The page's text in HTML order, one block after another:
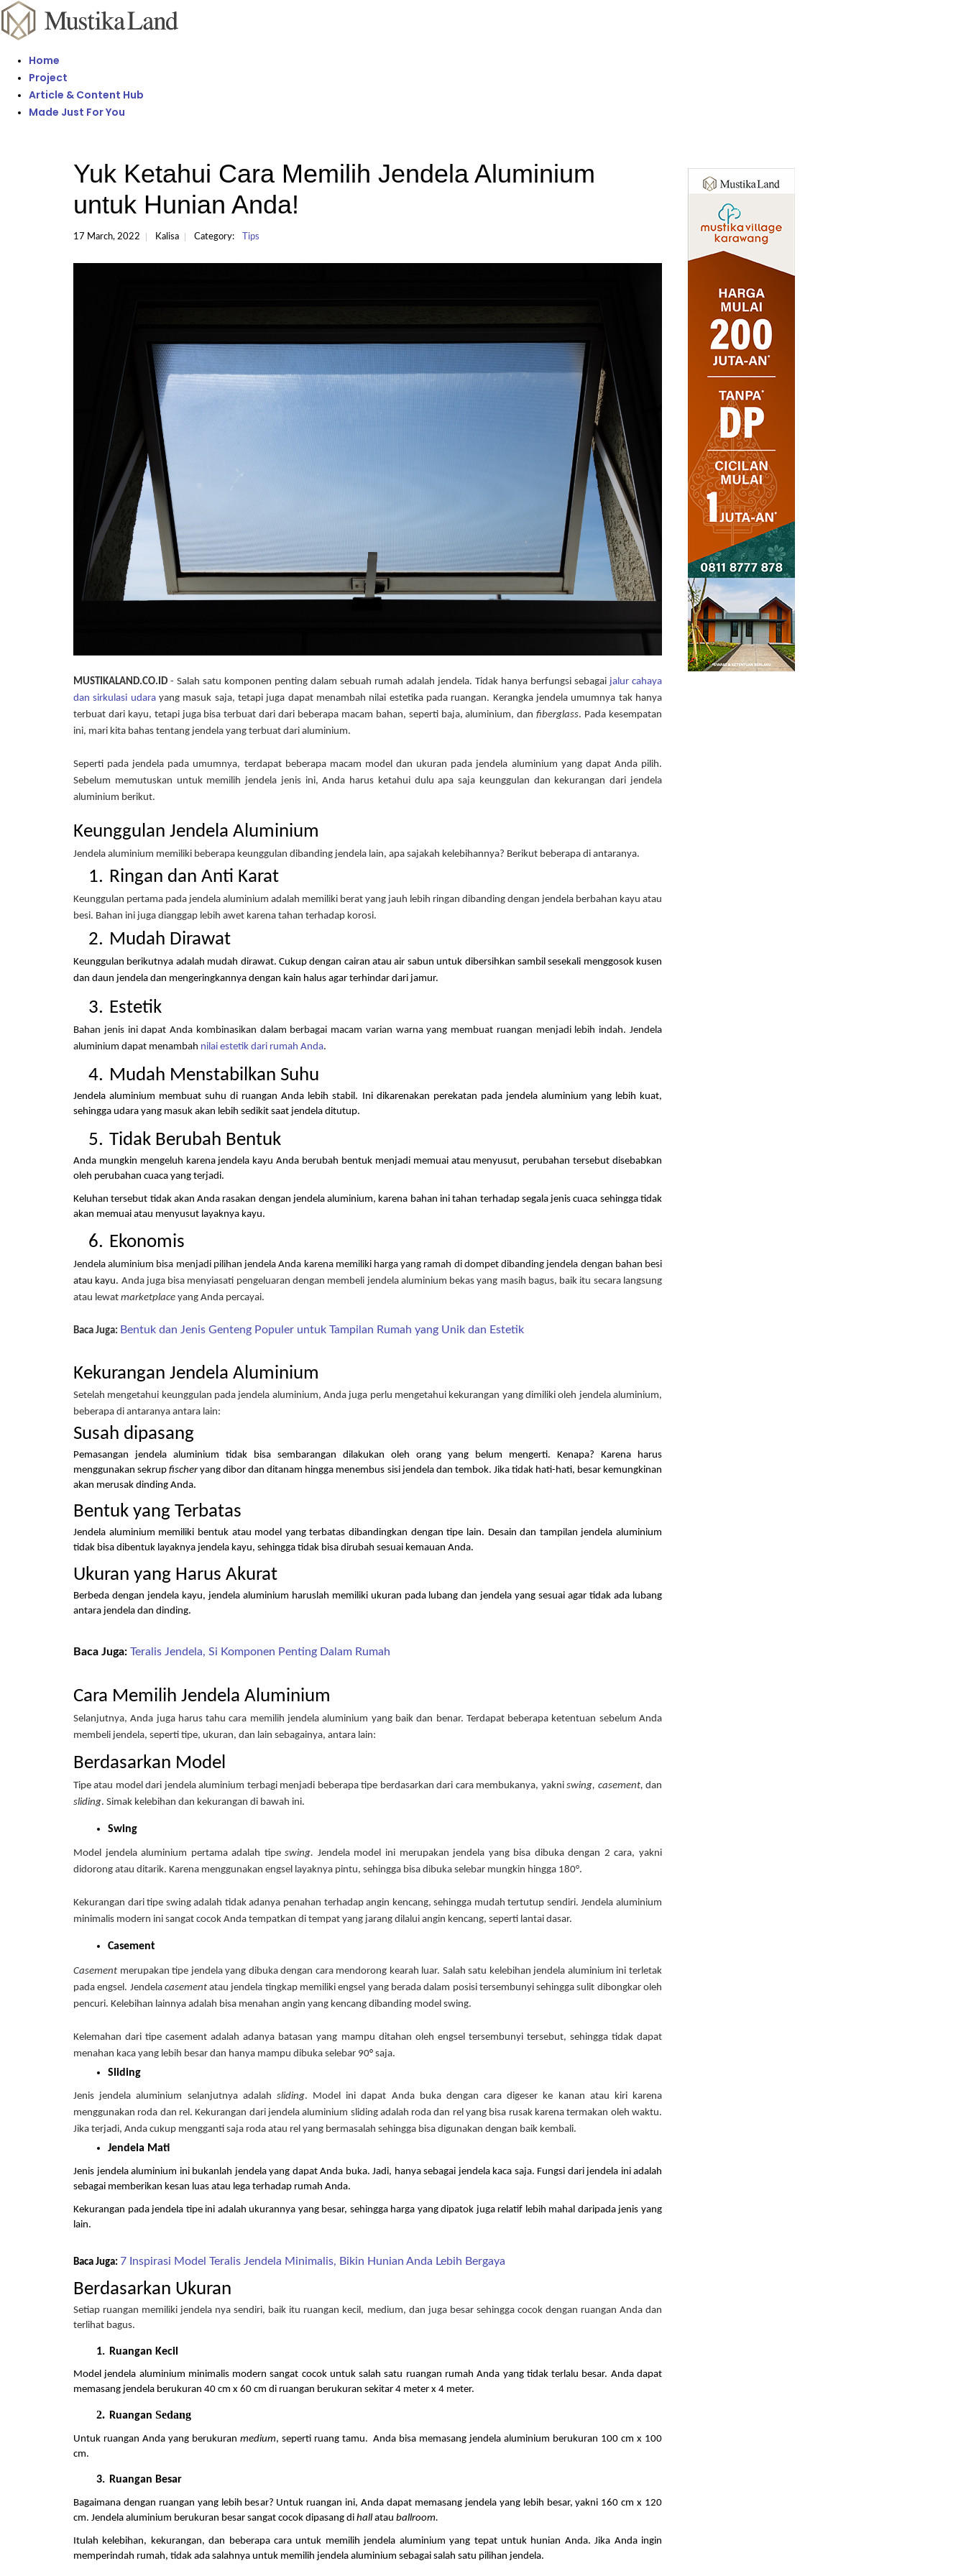
Home
Project
Article & Content Hub
Made Just For You
Yuk Ketahui Cara Memilih Jendela Aluminium
untuk Hunian Anda!
17 March, 2022 Kalisa Category: Tips
MUSTIKALAND.CO.ID - Salah satu komponen penting dalam sebuah rumah adalah jendela. Tidak hanya berfungsi sebagai jalur cahaya
dan sirkulasi udara yang masuk saja, tetapi juga dapat menambah nilai estetika pada ruangan. Kerangka jendela umumnya tak hanya
terbuat dari kayu, tetapi juga bisa terbuat dari dari beberapa macam bahan, seperti baja, aluminium, dan fiberglass. Pada kesempatan
ini, mari kita bahas tentang jendela yang terbuat dari aluminium.
Seperti pada jendela pada umumnya, terdapat beberapa macam model dan ukuran pada jendela aluminium yang dapat Anda pilih.
Sebelum memutuskan untuk memilih jendela jenis ini, Anda harus ketahui dulu apa saja keunggulan dan kekurangan dari jendela
aluminium berikut.
Keunggulan Jendela Aluminium
Jendela aluminium memiliki beberapa keunggulan dibanding jendela lain, apa sajakah kelebihannya? Berikut beberapa di antaranya.
Ringan dan Anti Karat
Keunggulan pertama pada jendela aluminium adalah memiliki berat yang jauh lebih ringan dibanding dengan jendela berbahan kayu atau
besi. Bahan ini juga dianggap lebih awet karena tahan terhadap korosi.
Mudah Dirawat
Keunggulan berikutnya adalah mudah dirawat. Cukup dengan cairan atau air sabun untuk dibersihkan sambil sesekali menggosok kusen
dan daun jendela dan mengeringkannya dengan kain halus agar terhindar dari jamur.
Estetik
Bahan jenis ini dapat Anda kombinasikan dalam berbagai macam varian warna yang membuat ruangan menjadi lebih indah. Jendela
aluminium dapat menambah nilai estetik dari rumah Anda.
Mudah Menstabilkan Suhu
Jendela aluminium membuat suhu di ruangan Anda lebih stabil. Ini dikarenakan perekatan pada jendela aluminium yang lebih kuat,
sehingga udara yang masuk akan lebih sedikit saat jendela ditutup.
Tidak Berubah Bentuk
Anda mungkin mengeluh karena jendela kayu Anda berubah bentuk menjadi memuai atau menyusut, perubahan tersebut disebabkan
oleh perubahan cuaca yang terjadi.
Keluhan tersebut tidak akan Anda rasakan dengan jendela aluminium, karena bahan ini tahan terhadap segala jenis cuaca sehingga tidak
akan memuai atau menyusut layaknya kayu.
Ekonomis
Jendela aluminium bisa menjadi pilihan jendela Anda karena memiliki harga yang ramah di dompet dibanding jendela dengan bahan besi
atau kayu. Anda juga bisa menyiasati pengeluaran dengan membeli jendela aluminium bekas yang masih bagus, baik itu secara langsung
atau lewat marketplace yang Anda percayai.
Baca Juga: Bentuk dan Jenis Genteng Populer untuk Tampilan Rumah yang Unik dan Estetik
Kekurangan Jendela Aluminium
Setelah mengetahui keunggulan pada jendela aluminium, Anda juga perlu mengetahui kekurangan yang dimiliki oleh jendela aluminium,
beberapa di antaranya antara lain:
Susah dipasang
Pemasangan jendela aluminium tidak bisa sembarangan dilakukan oleh orang yang belum mengerti. Kenapa? Karena harus
menggunakan sekrup fischer yang dibor dan ditanam hingga menembus sisi jendela dan tembok. Jika tidak hati-hati, besar kemungkinan
akan merusak dinding Anda.
Bentuk yang Terbatas
Jendela aluminium memiliki bentuk atau model yang terbatas dibandingkan dengan tipe lain. Desain dan tampilan jendela aluminium
tidak bisa dibentuk layaknya jendela kayu, sehingga tidak bisa dirubah sesuai kemauan Anda.
Ukuran yang Harus Akurat
Berbeda dengan jendela kayu, jendela aluminium haruslah memiliki ukuran pada lubang dan jendela yang sesuai agar tidak ada lubang
antara jendela dan dinding.
Baca Juga: Teralis Jendela, Si Komponen Penting Dalam Rumah
Cara Memilih Jendela Aluminium
Selanjutnya, Anda juga harus tahu cara memilih jendela aluminium yang baik dan benar. Terdapat beberapa ketentuan sebelum Anda
membeli jendela, seperti tipe, ukuran, dan lain sebagainya, antara lain:
Berdasarkan Model
Tipe atau model dari jendela aluminium terbagi menjadi beberapa tipe berdasarkan dari cara membukanya, yakni swing, casement,
sliding. Simak kelebihan dan kekurangan di bawah ini.
Swing
Model jendela aluminium pertama adalah tipe swing. Jendela model ini merupakan jendela yang bisa dibuka dengan 2 cara, yakni
didorong atau ditarik. Karena menggunakan engsel layaknya pintu, sehingga bisa dibuka selebar mungkin hingga 180°.
Kekurangan dari tipe swing adalah tidak adanya penahan terhadap angin kencang, sehingga mudah tertutup sendiri. Jendela aluminium
minimalis modern ini sangat cocok Anda tempatkan di tempat yang jarang dilalui angin kencang, seperti lantai dasar.
Casement
Casement merupakan tipe jendela yang dibuka dengan cara mendorong kearah luar. Salah satu kelebihan jendela aluminium ini terletak
pada engsel. Jendela casement atau jendela tingkap memiliki engsel yang berada dalam posisi tersembunyi sehingga sulit dibongkar oleh
pencuri. Kelebihan lainnya adalah bisa menahan angin yang kencang dibanding model swing.
Kelemahan dari tipe casement adalah adanya batasan yang mampu ditahan oleh engsel tersembunyi tersebut, sehingga tidak dapat
menahan kaca yang lebih besar dan hanya mampu dibuka selebar 90° saja.
Sliding
Jenis jendela aluminium selanjutnya adalah sliding. Model ini dapat Anda buka dengan cara digeser ke kanan atau kiri karena
menggunakan roda dan rel. Kekurangan dari jendela aluminium sliding adalah roda dan rel yang bisa rusak karena termakan oleh waktu.
Jika terjadi, Anda cukup mengganti saja roda atau rel yang bermasalah sehingga bisa digunakan dengan baik kembali.
Jendela Mati
Jenis jendela aluminium ini bukanlah jendela yang dapat Anda buka. Jadi, hanya sebagai jendela kaca saja. Fungsi dari jendela ini adalah
sebagai memberikan kesan luas atau lega terhadap rumah Anda.
Kekurangan pada jendela tipe ini adalah ukurannya yang besar, sehingga harga yang dipatok juga relatif lebih mahal daripada jenis yang
lain.
Baca Juga: 7 Inspirasi Model Teralis Jendela Minimalis, Bikin Hunian Anda Lebih Bergaya
Berdasarkan Ukuran
Setiap ruangan memiliki jendela nya sendiri, baik itu ruangan kecil, medium, dan juga besar sehingga cocok dengan ruangan Anda dan
terlihat bagus.
Ruangan Kecil
Model jendela aluminium minimalis modern sangat cocok untuk salah satu ruangan rumah Anda yang tidak terlalu besar. Anda dapat
memasang jendela berukuran 40 cm x 60 cm di ruangan berukuran sekitar 4 meter x 4 meter.
Ruangan Sedang
Untuk ruangan Anda yang berukuran medium, seperti ruang tamu.  Anda bisa memasang jendela aluminium berukuran 100 cm x 100
cm.
Ruangan Besar
Bagaimana dengan ruangan yang lebih besar? Untuk ruangan ini, Anda dapat memasang jendela yang lebih besar, yakni 160 cm x 120
cm. Jendela aluminium berukuran besar sangat cocok dipasang di hall atau ballroom.
Itulah kelebihan, kekurangan, dan beberapa cara untuk memilih jendela aluminium yang tepat untuk hunian Anda. Jika Anda ingin
memperindah rumah, tidak ada salahnya untuk memilih jendela aluminium sebagai salah satu pilihan jendela.